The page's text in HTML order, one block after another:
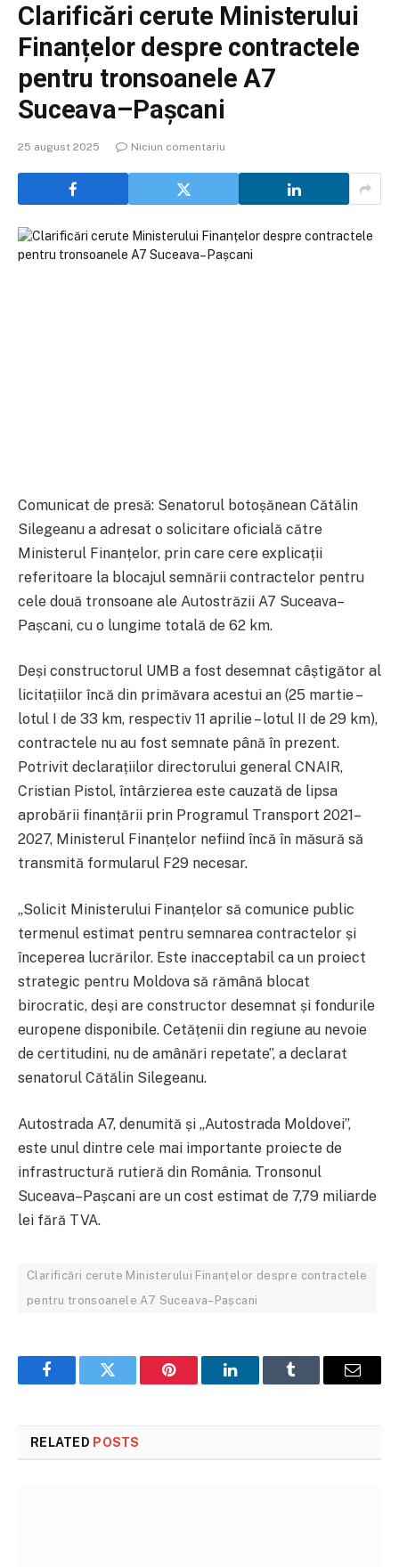
Clarificări cerute Ministerului
Finanțelor despre contractele
pentru tronsoanele A7
Suceava–Pașcani
25 august 2025 Niciun comentariu
Comunicat de presă: Senatorul botoșănean Cătălin
Silegeanu a adresat o solicitare oficială către
Ministerul Finanțelor, prin care cere explicații
referitoare la blocajul semnării contractelor pentru
cele două tronsoane ale Autostrăzii A7 Suceava–
Pașcani, cu o lungime totală de 62 km.
Deși constructorul UMB a fost desemnat câștigător al
licitațiilor încă din primăvara acestui an (25 martie –
lotul I de 33 km, respectiv 11 aprilie – lotul II de 29 km),
contractele nu au fost semnate până în prezent.
Potrivit declarațiilor directorului general CNAIR,
Cristian Pistol, întârzierea este cauzată de lipsa
aprobării finanțării prin Programul Transport 2021–
2027, Ministerul Finanțelor nefiind încă în măsură să
transmită formularul F29 necesar.
„Solicit Ministerului Finanțelor să comunice public
termenul estimat pentru semnarea contractelor și
începerea lucrărilor. Este inacceptabil ca un proiect
strategic pentru Moldova să rămână blocat
birocratic, deși are constructor desemnat și fondurile
europene disponibile. Cetățenii din regiune au nevoie
de certitudini, nu de amânări repetate”, a declarat
senatorul Cătălin Silegeanu.
Autostrada A7, denumită și „Autostrada Moldovei”,
este unul dintre cele mai importante proiecte de
infrastructură rutieră din România. Tronsonul
Suceava–Pașcani are un cost estimat de 7,79 miliarde
lei fără TVA.
Clarificări cerute Ministerului Finanțelor despre contractele
pentru tronsoanele A7 Suceava–Pașcani
FacebookTwitter Pinterest LinkedInTumblr Email
RELATED POSTS